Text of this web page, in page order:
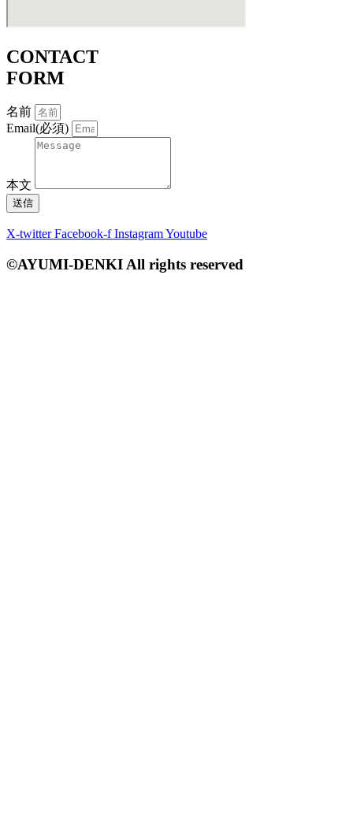
CONTACT
FORM
名前
Email(必須)
本文
送信
X-twitter Facebook-f InstagramYoutube
©AYUMI-DENKI All rights reserved